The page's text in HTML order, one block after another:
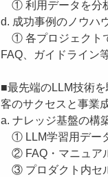
① 利用データを分
d. 成功事例のノウハ
① 各プロジェクト
FAQ、ガイドライン等
■最先端のLLM技術
客のサクセスと事業
a. ナレッジ基盤の構
① LLM学習用デー
② FAQ・マニュア
③ プロダクト内セ